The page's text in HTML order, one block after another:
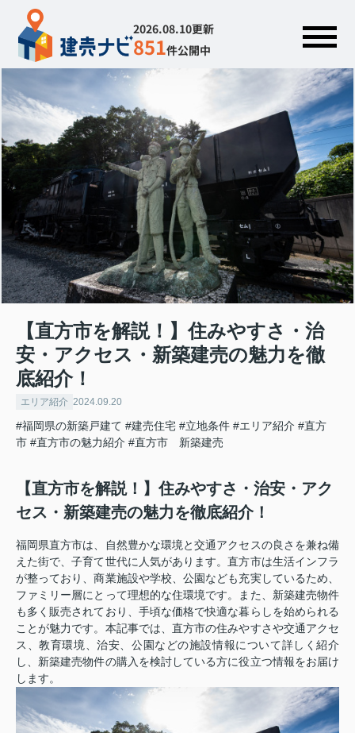
2026.08.10更新
851件公開中
【直方市を解説！】住みやすさ・治
安・アクセス・新築建売の魅力を徹
底紹介！
エリア紹介 2024.09.20
#福岡県の新築戸建て #建売住宅 #立地条件 #エリア紹介 #直方
市 #直方市の魅力紹介 #直方市 新築建売
【直方市を解説！】住みやすさ・治安・アク
セス・新築建売の魅力を徹底紹介！
福岡県直方市は、自然豊かな環境と交通アクセスの良さを兼ね備
えた街で、子育て世代に人気があります。直方市は生活インフラ
が整っており、商業施設や学校、公園なども充実しているため、
ファミリー層にとって理想的な住環境です。また、新築建売物件
も多く販売されており、手頃な価格で快適な暮らしを始められる
ことが魅力です。本記事では、直方市の住みやすさや交通アクセ
ス、教育環境、治安、公園などの施設情報について詳しく紹介
し、新築建売物件の購入を検討している方に役立つ情報をお届け
します。